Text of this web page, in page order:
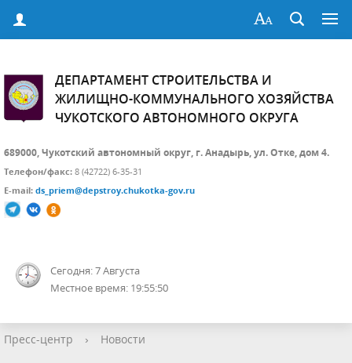
ДЕПАРТАМЕНТ СТРОИТЕЛЬСТВА И
ЖИЛИЩНО-КОММУНАЛЬНОГО ХОЗЯЙСТВА
ЧУКОТСКОГО АВТОНОМНОГО ОКРУГА
689000, Чукотский автономный округ, г. Анадырь, ул. Отке, дом 4.
Телефон/факс: 8 (42722) 6-35-31
E-mail: ds_priem@depstroy.chukotka-gov.ru
Сегодня: 7 Августа
Местное время: 19:55:50
Пресс-центр › Новости